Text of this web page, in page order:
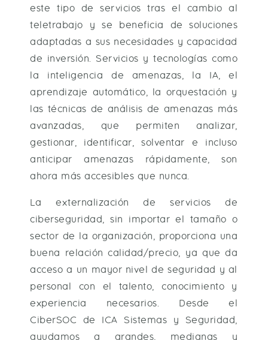
este tipo de servicios tras el cambio al
teletrabajo y se beneficia de soluciones
adaptadas a sus necesidades y capacidad
de inversión. Servicios y tecnologías como
la inteligencia de amenazas, la IA, el
aprendizaje automático, la orquestación y
las técnicas de análisis de amenazas más
avanzadas, que permiten analizar,
gestionar, identificar, solventar e incluso
anticipar amenazas rápidamente, son
ahora más accesibles que nunca.
La externalización de servicios de
ciberseguridad, sin importar el tamaño o
sector de la organización, proporciona una
buena relación calidad/precio, ya que da
acceso a un mayor nivel de seguridad y al
personal con el talento, conocimiento y
experiencia necesarios. Desde el
CiberSOC de ICA Sistemas y Seguridad,
ayudamos a grandes, medianas y